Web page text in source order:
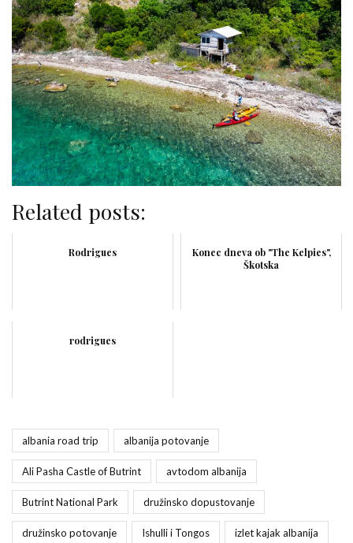
Related posts:
Rodrigues
Konec dneva ob "The Kelpies",
Škotska
rodrigues
albania road trip albanija potovanje
Ali Pasha Castle of Butrint avtodom albanija
Butrint National Park družinsko dopustovanje
družinsko potovanje Ishulli i Tongos izlet kajak albanija